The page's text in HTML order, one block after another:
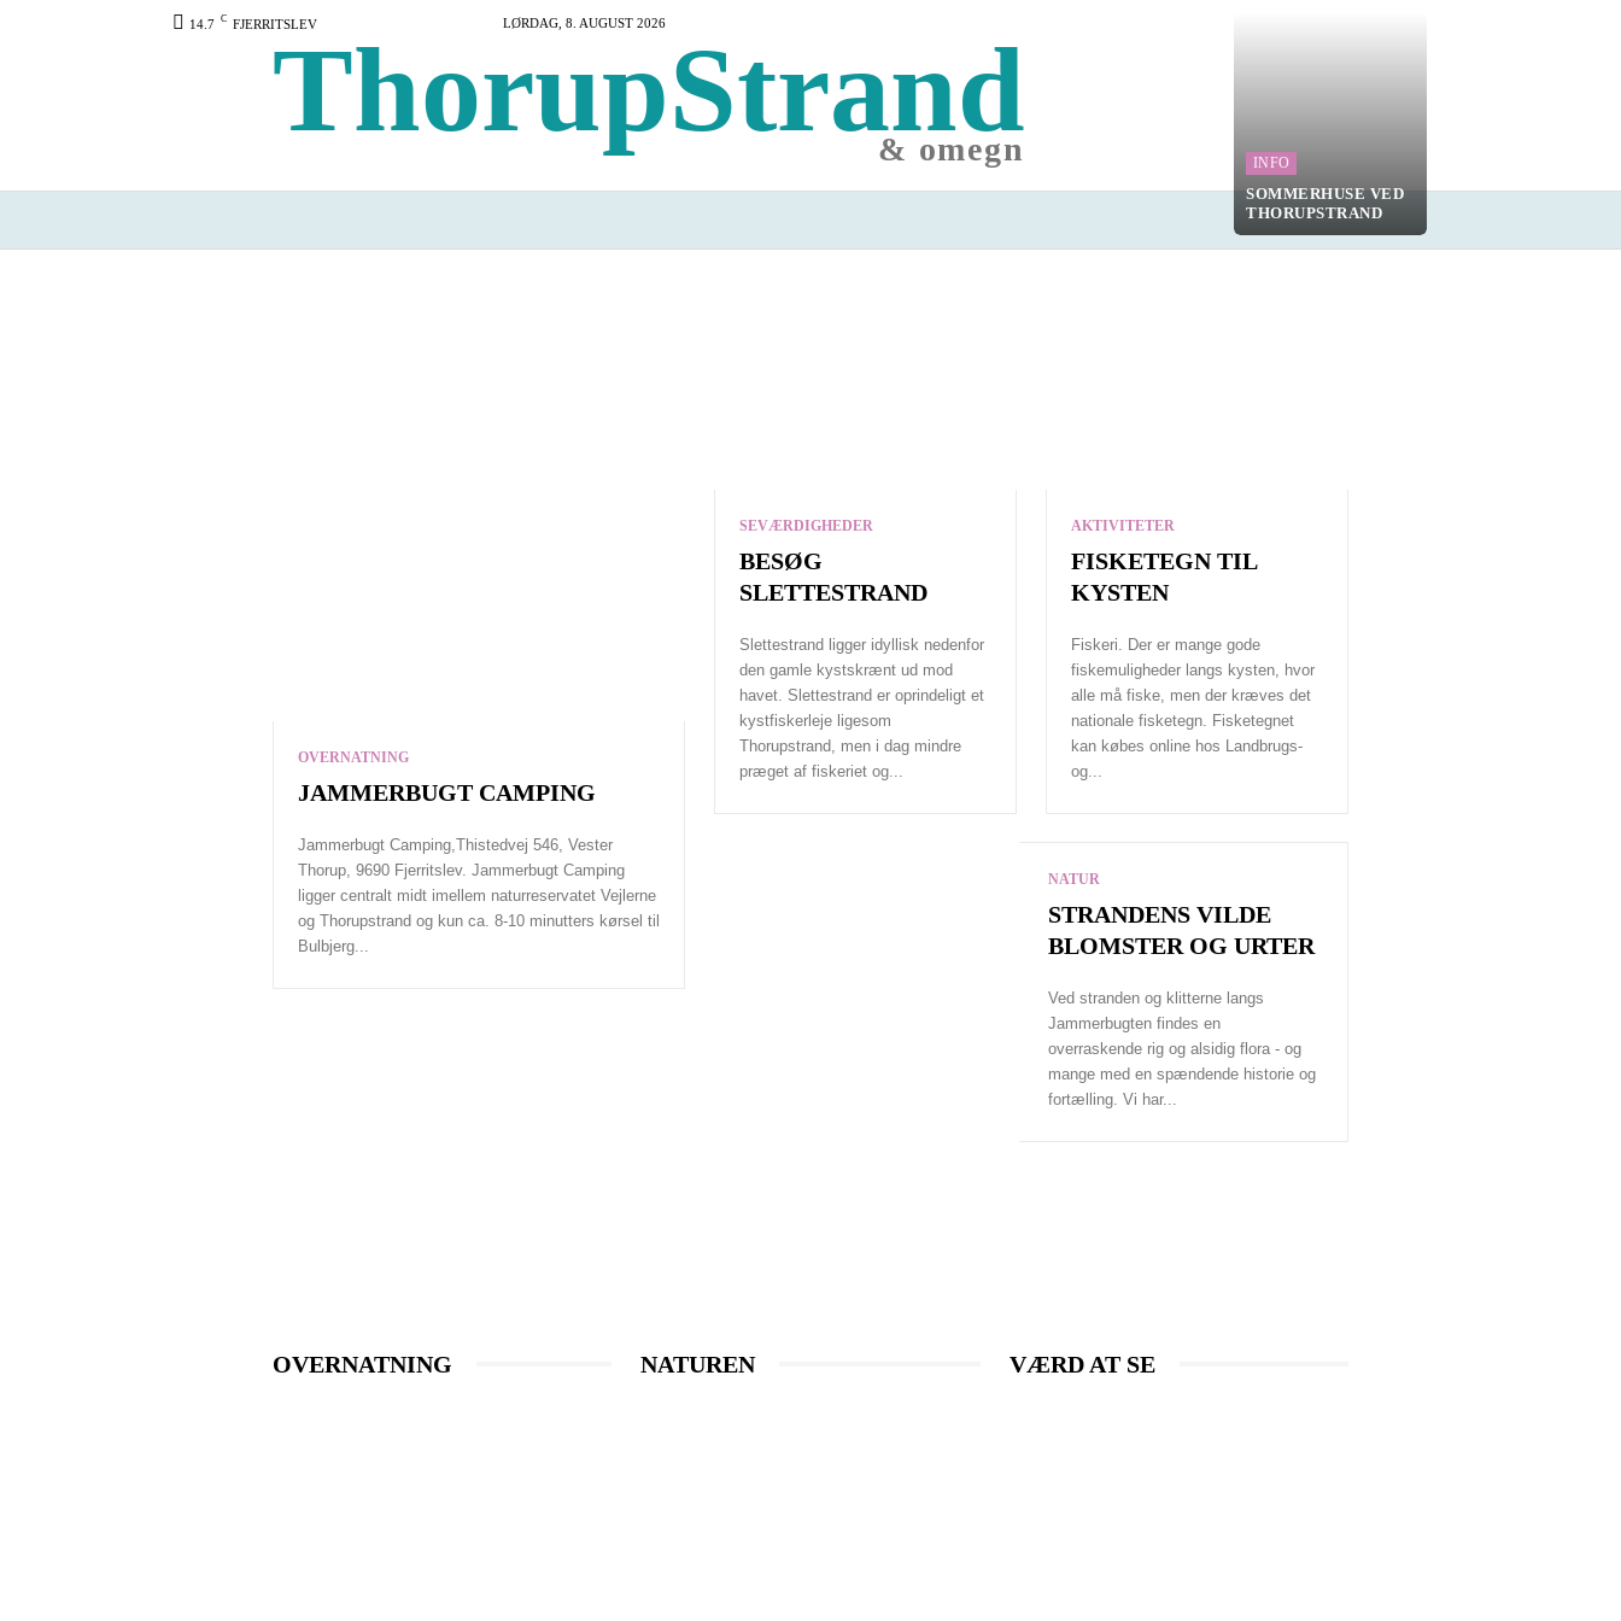
14.7 C FJERRITSLEV LØRDAG, 8. AUGUST 2026
ThorupStrand
& omegn INFO
SOMMERHUSE VED
THORUPSTRAND
HANDEL OG INDKØB MERE
OVERNATNING
JAMMERBUGT CAMPING
Jammerbugt Camping,Thistedvej 546, Vester
Thorup, 9690 Fjerritslev. Jammerbugt Camping
ligger centralt midt imellem naturreservatet Vejlerne
og Thorupstrand og kun ca. 8-10 minutters kørsel til
Bulbjerg...
SEVÆRDIGHEDER
BESØG
SLETTESTRAND
Slettestrand ligger idyllisk nedenfor
den gamle kystskrænt ud mod
havet. Slettestrand er oprindeligt et
kystfiskerleje ligesom
Thorupstrand, men i dag mindre
præget af fiskeriet og...
AKTIVITETER
FISKETEGN TIL
KYSTEN
Fiskeri. Der er mange gode
fiskemuligheder langs kysten, hvor
alle må fiske, men der kræves det
nationale fisketegn. Fisketegnet
kan købes online hos Landbrugs-
og...
NATUR
STRANDENS VILDE
BLOMSTER OG URTER
Ved stranden og klitterne langs
Jammerbugten findes en
overraskende rig og alsidig flora - og
mange med en spændende historie og
fortælling. Vi har...
OVERNATNING NATUREN VÆRD AT SE